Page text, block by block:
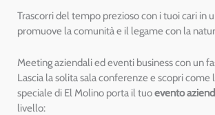
Trascorri del tempo prezioso con i tuoi cari in
promuove la comunità e il legame con la
Meeting aziendali ed eventi business con un
Lascia la solita sala conferenze e scopri
speciale di El Molino porta il tuoevento
livello: